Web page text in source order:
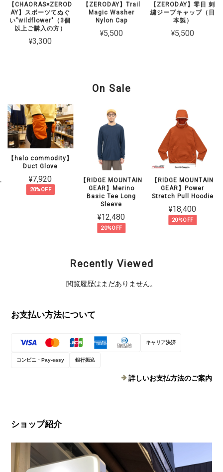
【CHAORAS×ZEROD
AY】スポーツてぬぐ
い"wildflower"（3個
以上ご購入の方）
¥3,300
【ZERODAY】Trail
Magic Washer
Nylon Cap
¥5,500
【ZERODAY】零日 刺
繍ジープキャップ（日
本製）
¥5,500
On Sale
【halo commodity】
Duct Glove
¥7,920
20%OFF
【RIDGE MOUNTAIN
GEAR】Merino
Basic Tee Long
Sleeve
¥12,480
20%OFF
【RIDGE MOUNTAIN
GEAR】Power
Stretch Pull Hoodie
¥18,400
20%OFF
Recently Viewed
閲覧履歴はまだありません。
お支払い方法について
キャリア決済
コンビニ・Pay-easy 銀行振込
詳しいお支払方法のご案内
ショップ紹介